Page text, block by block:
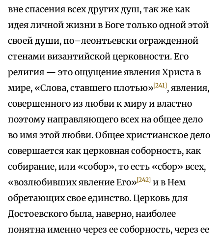
вне спасения всех других душ, так же как
идея личной жизни в Боге только одной этой
своей души, по–леонтьевски огражденной
стенами византийской церковности. Его
религия — это ощущение явления Христа в
мире, «Слова, ставшего плотью»[241], явления,
совершенного из любви к миру и властно
поэтому направляющего всех на общее дело
во имя этой любви. Общее христианское дело
совершается как церковная соборность, как
собирание, или «собор», то есть «сбор» всех,
«возлюбивших явление Его»[242] и в Нем
обретающих свое единство. Церковь для
Достоевского была, наверно, наиболее
понятна именно через ее соборность, через ее